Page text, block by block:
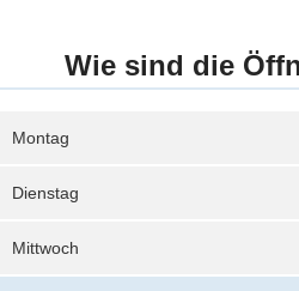
Wie sind die
Montag
Dienstag
Mittwoch